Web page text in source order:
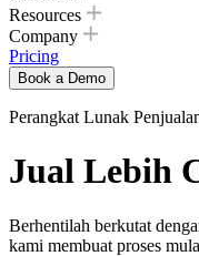
Resources
Company
Pricing
Book a Demo
Perangkat Lunak
Jual Lebih
Berhentilah berkutat
kami membuat proses